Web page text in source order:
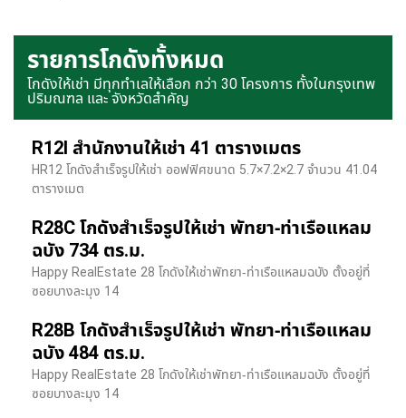
รายการโกดังทั้งหมด
โกดังให้เช่า มีทุกทำเลให้เลือก กว่า 30 โครงการ ทั้งในกรุงเทพ
ปริมณฑล และ จังหวัดสำคัญ
R12I สำนักงานให้เช่า 41 ตารางเมตร
HR12 โกดังสำเร็จรูปให้เช่า ออฟฟิศขนาด 5.7×7.2×2.7 จำนวน 41.04
ตารางเมต
R28C โกดังสำเร็จรูปให้เช่า พัทยา-ท่าเรือแหลม
ฉบัง 734 ตร.ม.
Happy RealEstate 28 โกดังให้เช่าพัทยา-ท่าเรือแหลมฉบัง ตั้งอยู่ที่
ซอยบางละมุง 14
R28B โกดังสำเร็จรูปให้เช่า พัทยา-ท่าเรือแหลม
ฉบัง 484 ตร.ม.
Happy RealEstate 28 โกดังให้เช่าพัทยา-ท่าเรือแหลมฉบัง ตั้งอยู่ที่
ซอยบางละมุง 14